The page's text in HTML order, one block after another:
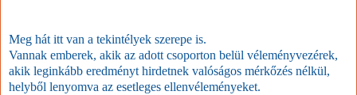
Meg hát itt van a tekintélyek szerepe is.
Vannak emberek, akik az adott csoporton belül véleményvezérek,
akik leginkább eredményt hirdetnek valóságos mérkőzés nélkül,
helyből lenyomva az esetleges ellenvéleményeket.